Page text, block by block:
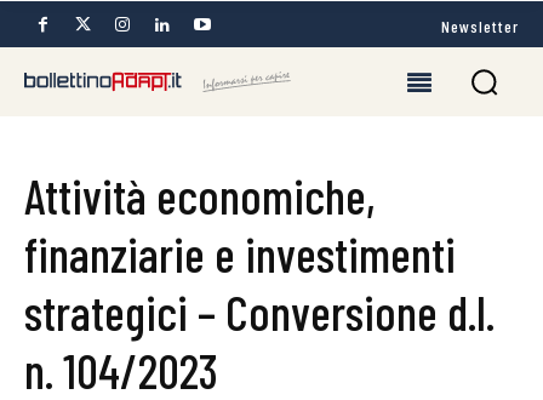
Newsletter
Attività economiche,
finanziarie e investimenti
strategici – Conversione d.l.
n. 104/2023